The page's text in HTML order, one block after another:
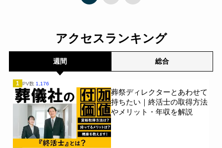
アクセスランキング
週間 総合
1 PV数 1,176
葬祭ディレクターとあわせて
持ちたい｜終活士の取得方法
やメリット・年収を解説